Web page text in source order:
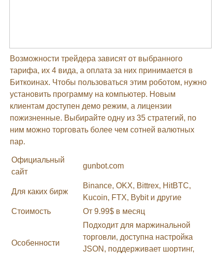
Возможности трейдера зависят от выбранного
тарифа, их 4 вида, а оплата за них принимается в
Биткоинах. Чтобы пользоваться этим роботом, нужно
установить программу на компьютер. Новым
клиентам доступен демо режим, а лицензии
пожизненные. Выбирайте одну из 35 стратегий, по
ним можно торговать более чем сотней валютных
пар.
Официальный
сайт
gunbot.com
Для каких бирж
Binance, OKX, Bittrex, HitBTC,
Kucoin, FTX, Bybit и другие
Стоимость
От 9.99$ в месяц
Особенности
Подходит для маржинальной
торговли, доступна настройка
JSON, поддерживает шортинг,